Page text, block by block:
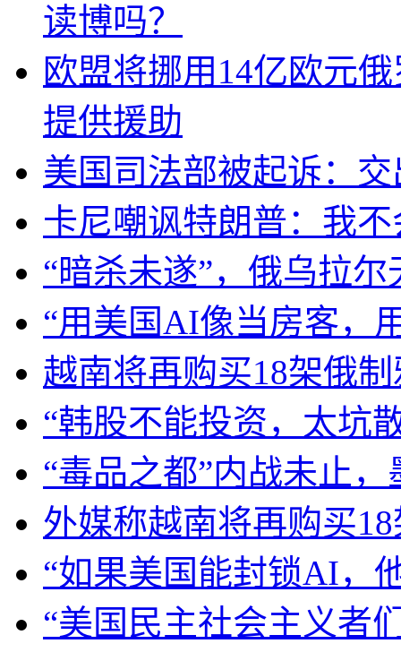
读博吗？
欧盟将挪用14亿欧元
提供援助
美国司法部被起诉：
卡尼嘲讽特朗普：我
“暗杀未遂”，俄乌拉
“用美国AI像当房客，
越南将再购买18架俄
“韩股不能投资，太坑
“毒品之都”内战未止
外媒称越南将再购买
“如果美国能封锁AI，
“美国民主社会主义者